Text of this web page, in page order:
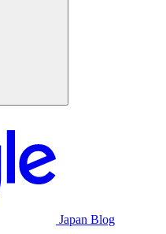
Japan Blog